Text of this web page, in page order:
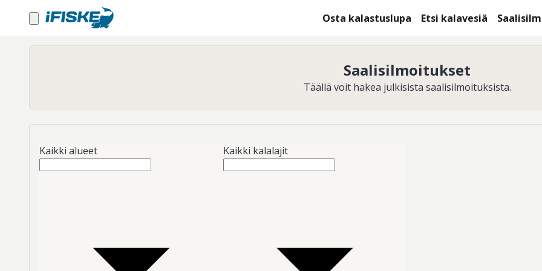
Osta kalastuslupa Etsi kalavesiä
Saalisilmoitukset
Täällä voit hakea julkisista saalisilmoituksista.
Kaikki alueet Kaikki kalalajit